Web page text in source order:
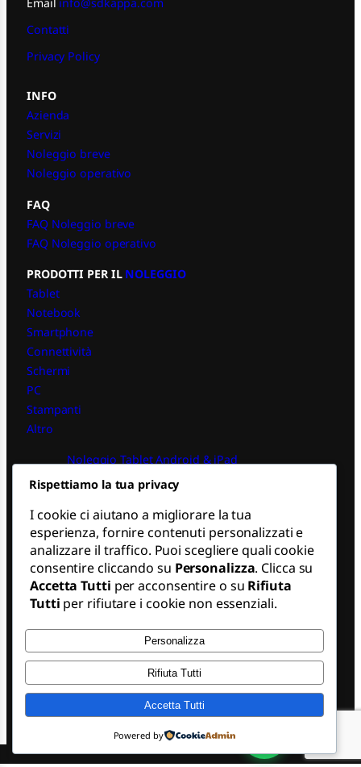
Contatti
Privacy Policy
INFO
Azienda
Servizi
Noleggio breve
Noleggio operativo
FAQ
FAQ Noleggio breve
FAQ Noleggio operativo
PRODOTTI PER IL NOLEGGIO
Tablet
Notebook
Smartphone
Connettività
Schermi
PC
Stampanti
Altro
Noleggio Tablet Android & iPad
Noleggio PC iPad
Noleggio Operativo PC Finanziarie
Noleggio Notebook Macbook
Noleggio Operativo Apple
SEGUICI
L
n
k
e
I
SDKappa S.r.l. | Sede Legale: Via Paolo Lomazzo, 45 - 20154
) | Partita IVA: 11204510967 | R.E.A. MI-2056215 |
Capitale sociale: 10.000 € i.v. | copyright ©
Rispettiamo la tua privacy
I cookie ci aiutano a migliorare la tua
esperienza, fornire contenuti personalizzati e
analizzare il traffico. Puoi scegliere quali cookie
consentire cliccando su Personalizza. Clicca su
Accetta Tutti per acconsentire o su Rifiuta
Tutti per rifiutare i cookie non essenziali.
Personalizza
Rifiuta Tutti
Accetta Tutti
Powered by
1